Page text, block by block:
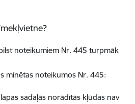
noteikumiem Nr. 445 turpmāk
minētas noteikumos Nr. 445:
sadaļās norādītās kļūdas nav